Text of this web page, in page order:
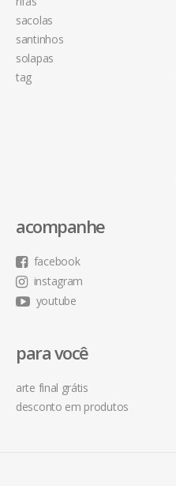
sacolas
santinhos
solapas
tag
acompanhe
facebook
instagram
youtube
para você
arte final grátis
desconto em produtos